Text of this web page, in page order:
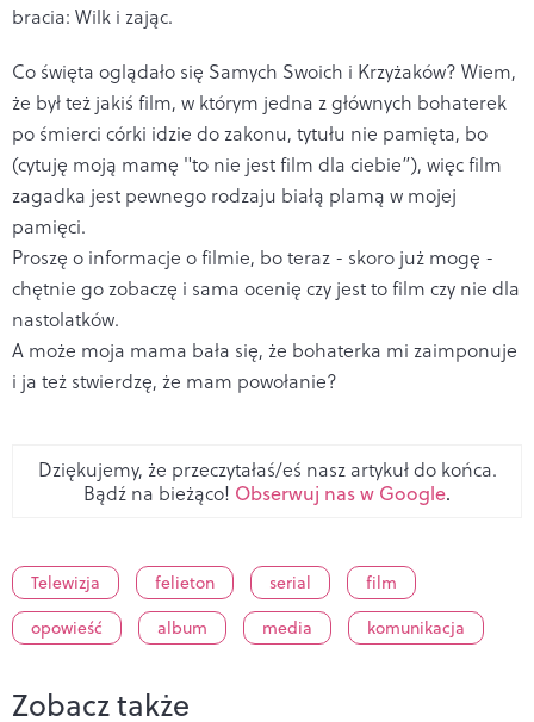
bracia: Wilk i zając.
Co święta oglądało się Samych Swoich i Krzyżaków? Wiem,
że był też jakiś film, w którym jedna z głównych bohaterek
po śmierci córki idzie do zakonu, tytułu nie pamięta, bo
(cytuję moją mamę "to nie jest film dla ciebie”), więc film
zagadka jest pewnego rodzaju białą plamą w mojej
pamięci.
Proszę o informacje o filmie, bo teraz - skoro już mogę -
chętnie go zobaczę i sama ocenię czy jest to film czy nie dla
nastolatków.
A może moja mama bała się, że bohaterka mi zaimponuje
i ja też stwierdzę, że mam powołanie?
Dziękujemy, że przeczytałaś/eś nasz artykuł do końca.
Bądź na bieżąco! Obserwuj nas w Google.
Telewizja felieton serial
film
opowieść
album media komunikacja
Zobacz także